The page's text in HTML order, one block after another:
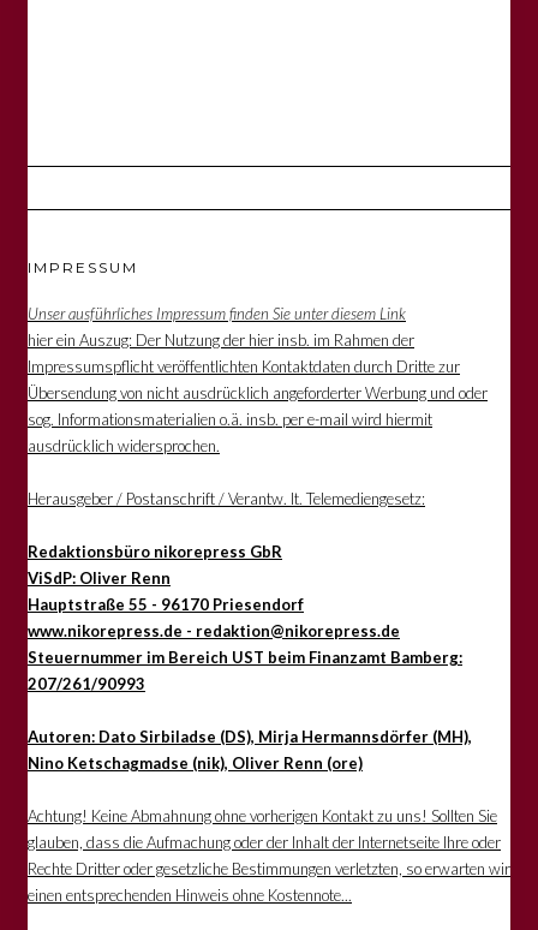
IMPRESSUM
Unser ausführliches Impressum finden Sie unter diesem Link
hier ein Auszug: Der Nutzung der hier insb. im Rahmen der
Impressumspflicht veröffentlichten Kontaktdaten durch Dritte zur
Übersendung von nicht ausdrücklich angeforderter Werbung und oder
sog. Informationsmaterialien o.ä. insb. per e-mail wird hiermit
ausdrücklich widersprochen.
Herausgeber / Postanschrift / Verantw. lt. Telemediengesetz:
Redaktionsbüro nikorepress GbR
ViSdP: Oliver Renn
Hauptstraße 55 - 96170 Priesendorf
www.nikorepress.de - redaktion@nikorepress.de
Steuernummer im Bereich UST beim Finanzamt Bamberg:
207/261/90993
Autoren: Dato Sirbiladse (DS), Mirja Hermannsdörfer (MH),
Nino Ketschagmadse (nik), Oliver Renn (ore)
Achtung! Keine Abmahnung ohne vorherigen Kontakt zu uns! Sollten Sie
glauben, dass die Aufmachung oder der Inhalt der Internetseite Ihre oder
Rechte Dritter oder gesetzliche Bestimmungen verletzten, so erwarten wir
einen entsprechenden Hinweis ohne Kostennote...